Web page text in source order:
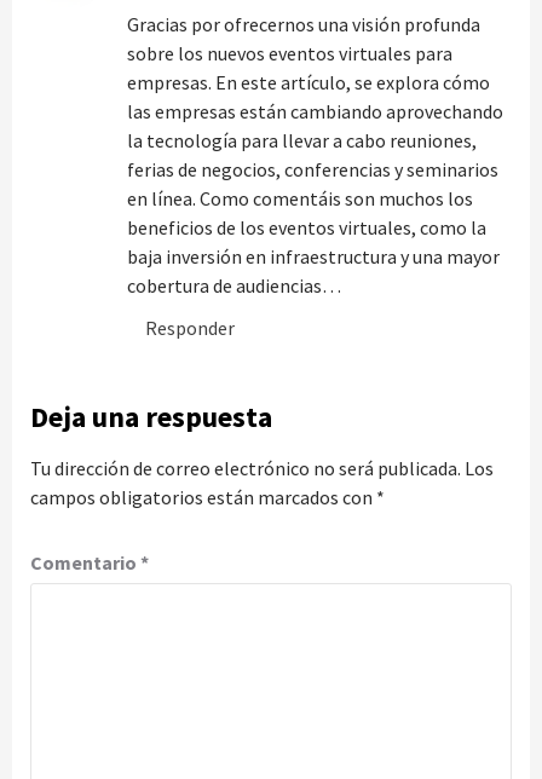
Gracias por ofrecernos una visión profunda
sobre los nuevos eventos virtuales para
empresas. En este artículo, se explora cómo
las empresas están cambiando aprovechando
la tecnología para llevar a cabo reuniones,
ferias de negocios, conferencias y seminarios
en línea. Como comentáis son muchos los
beneficios de los eventos virtuales, como la
baja inversión en infraestructura y una mayor
cobertura de audiencias…
Responder
Deja una respuesta
Tu dirección de correo electrónico no será publicada. Los
campos obligatorios están marcados con *
Comentario *